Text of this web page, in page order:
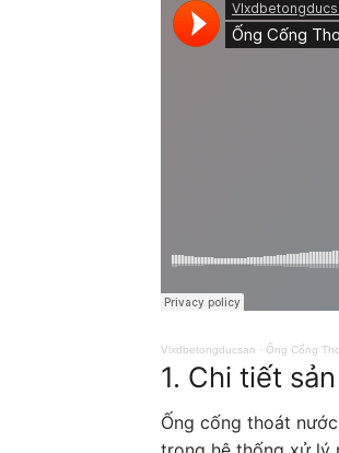
Vlxdbetongducsan · Ống Cống
1. Chi tiết
Ống cống thoát